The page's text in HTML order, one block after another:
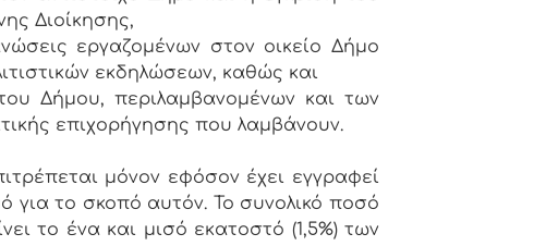
Διοίκησης,
εργαζομένων στον οικείο Δήμο
εκδηλώσεων, καθώς και
Δήμου, περιλαμβανομένων και των
επιχορήγησης που λαμβάνουν.
μόνον εφόσον έχει εγγραφεί
για το σκοπό αυτόν. Το συνολικό ποσό
το ένα και μισό εκατοστό (1,5%) των